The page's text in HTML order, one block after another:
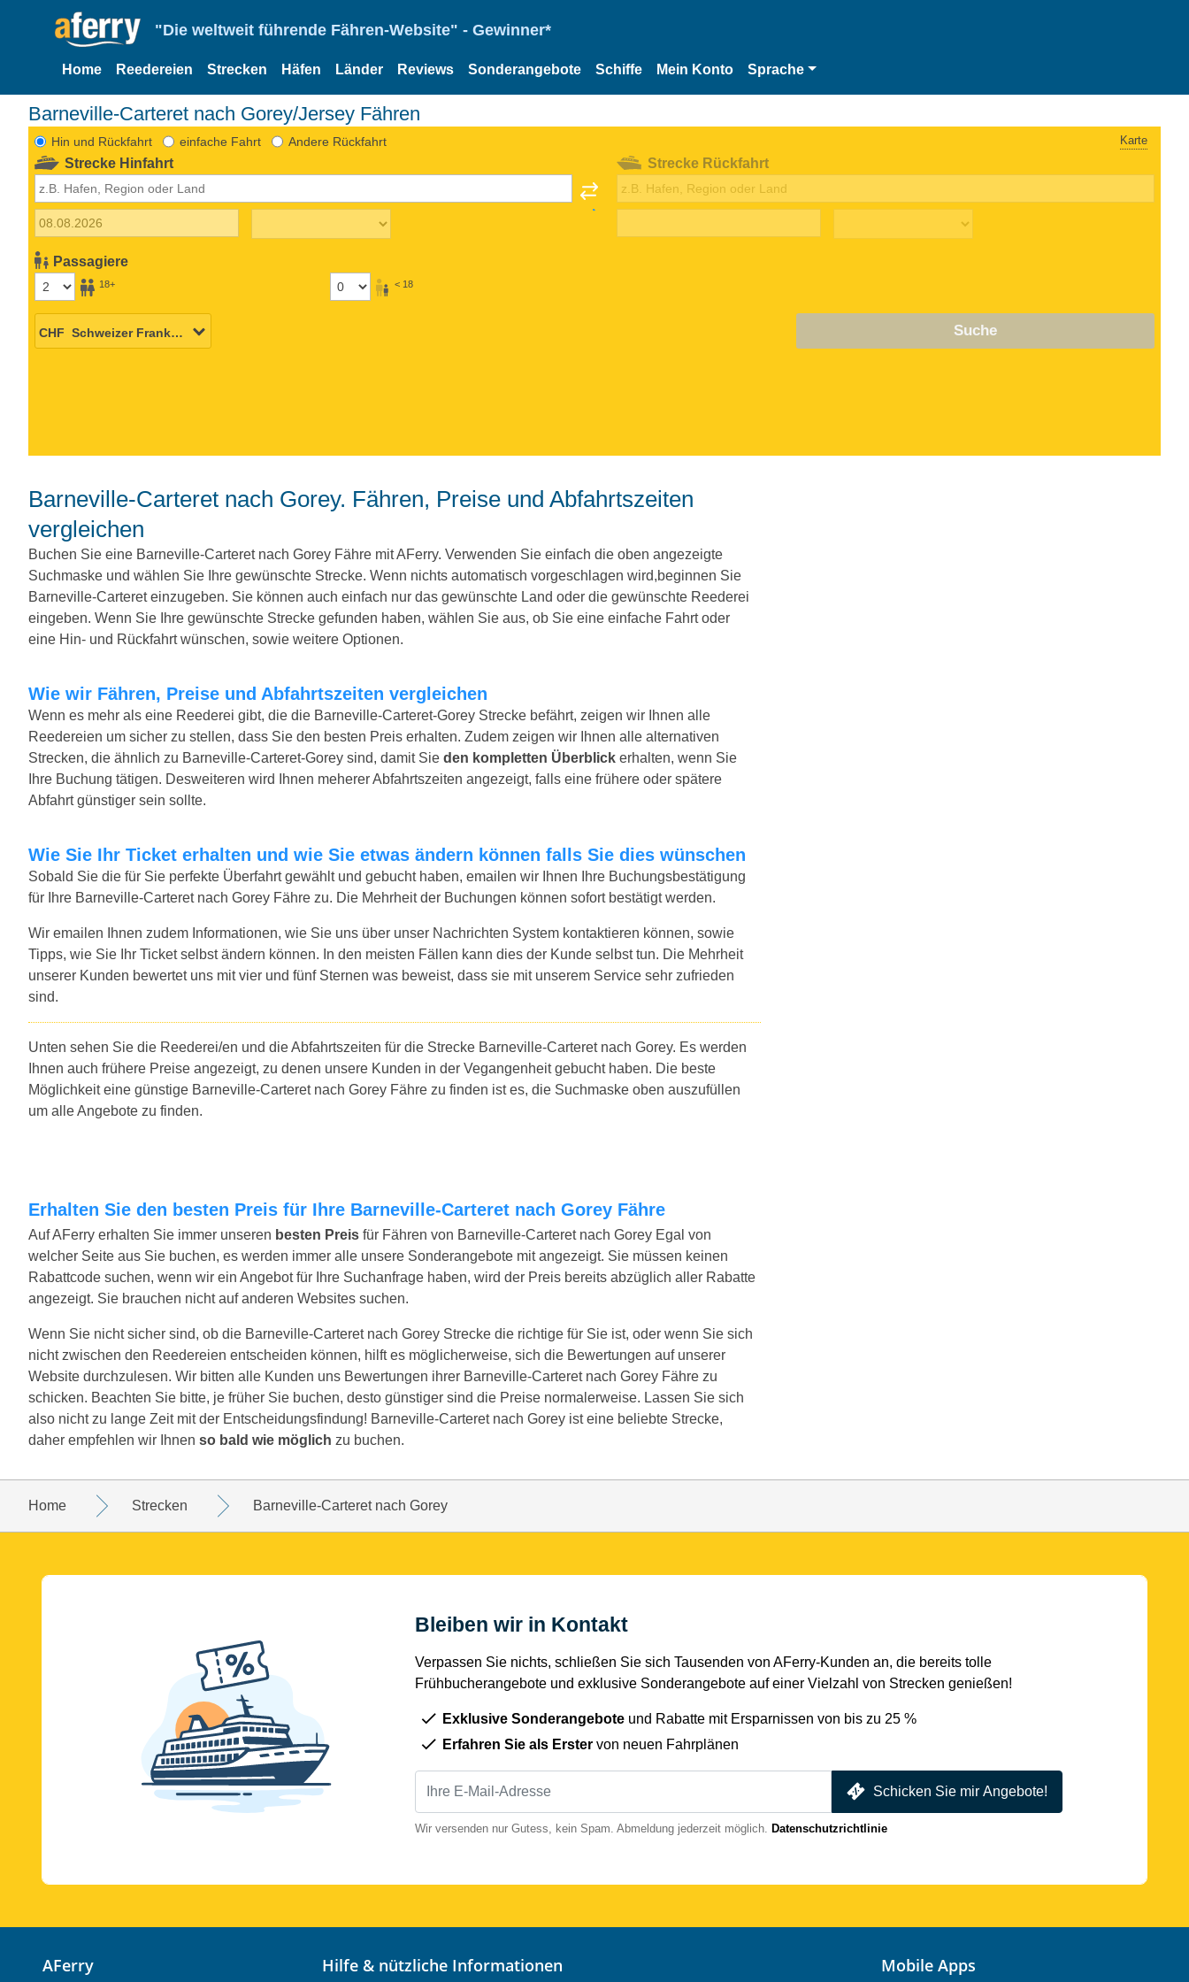
"Die weltweit führende Fähren-Website" - Gewinner*
Home Reedereien Strecken Häfen Länder Reviews Sonderangebote Schiffe Mein Konto Sprache
Barneville-Carteret nach Gorey/Jersey Fähren
Hin und Rückfahrt einfache Fahrt Andere Rückfahrt Karte
Strecke Hinfahrt
Passagiere
18+ < 18
Strecke Rückfahrt
Suche
Barneville-Carteret nach Gorey. Fähren, Preise und Abfahrtszeiten
vergleichen
Buchen Sie eine Barneville-Carteret nach Gorey Fähre mit AFerry. Verwenden Sie einfach die oben angezeigte
Suchmaske und wählen Sie Ihre gewünschte Strecke. Wenn nichts automatisch vorgeschlagen wird,beginnen Sie
Barneville-Carteret einzugeben. Sie können auch einfach nur das gewünschte Land oder die gewünschte Reederei
eingeben. Wenn Sie Ihre gewünschte Strecke gefunden haben, wählen Sie aus, ob Sie eine einfache Fahrt oder
eine Hin- und Rückfahrt wünschen, sowie weitere Optionen.
Wie wir Fähren, Preise und Abfahrtszeiten vergleichen
Wenn es mehr als eine Reederei gibt, die die Barneville-Carteret-Gorey Strecke befährt, zeigen wir Ihnen alle
Reedereien um sicher zu stellen, dass Sie den besten Preis erhalten. Zudem zeigen wir Ihnen alle alternativen
Strecken, die ähnlich zu Barneville-Carteret-Gorey sind, damit Sie den kompletten Überblick erhalten, wenn Sie
Ihre Buchung tätigen. Desweiteren wird Ihnen meherer Abfahrtszeiten angezeigt, falls eine frühere oder spätere
Abfahrt günstiger sein sollte.
Wie Sie Ihr Ticket erhalten und wie Sie etwas ändern können falls Sie dies wünschen
Sobald Sie die für Sie perfekte Überfahrt gewählt und gebucht haben, emailen wir Ihnen Ihre Buchungsbestätigung
für Ihre Barneville-Carteret nach Gorey Fähre zu. Die Mehrheit der Buchungen können sofort bestätigt werden.
Wir emailen Ihnen zudem Informationen, wie Sie uns über unser Nachrichten System kontaktieren können, sowie
Tipps, wie Sie Ihr Ticket selbst ändern können. In den meisten Fällen kann dies der Kunde selbst tun. Die Mehrheit
unserer Kunden bewertet uns mit vier und fünf Sternen was beweist, dass sie mit unserem Service sehr zufrieden
sind.
Unten sehen Sie die Reederei/en und die Abfahrtszeiten für die Strecke Barneville-Carteret nach Gorey. Es werden
Ihnen auch frühere Preise angezeigt, zu denen unsere Kunden in der Vegangenheit gebucht haben. Die beste
Möglichkeit eine günstige Barneville-Carteret nach Gorey Fähre zu finden ist es, die Suchmaske oben auszufüllen
um alle Angebote zu finden.
Erhalten Sie den besten Preis für Ihre Barneville-Carteret nach Gorey Fähre
Auf AFerry erhalten Sie immer unseren besten Preis für Fähren von Barneville-Carteret nach Gorey Egal von
welcher Seite aus Sie buchen, es werden immer alle unsere Sonderangebote mit angezeigt. Sie müssen keinen
Rabattcode suchen, wenn wir ein Angebot für Ihre Suchanfrage haben, wird der Preis bereits abzüglich aller Rabatte
angezeigt. Sie brauchen nicht auf anderen Websites suchen.
Wenn Sie nicht sicher sind, ob die Barneville-Carteret nach Gorey Strecke die richtige für Sie ist, oder wenn Sie sich
nicht zwischen den Reedereien entscheiden können, hilft es möglicherweise, sich die Bewertungen auf unserer
Website durchzulesen. Wir bitten alle Kunden uns Bewertungen ihrer Barneville-Carteret nach Gorey Fähre zu
schicken. Beachten Sie bitte, je früher Sie buchen, desto günstiger sind die Preise normalerweise. Lassen Sie sich
also nicht zu lange Zeit mit der Entscheidungsfindung! Barneville-Carteret nach Gorey ist eine beliebte Strecke,
daher empfehlen wir Ihnen so bald wie möglich zu buchen.
Home Strecken Barneville-Carteret nach Gorey
Bleiben wir in Kontakt
Verpassen Sie nichts, schließen Sie sich Tausenden von AFerry-Kunden an, die bereits tolle
Frühbucherangebote und exklusive Sonderangebote auf einer Vielzahl von Strecken genießen!
Exklusive Sonderangebote und Rabatte mit Ersparnissen von bis zu 25 %
Erfahren Sie als Erster von neuen Fahrplänen
Schicken Sie mir Angebote!
Wir versenden nur Gutess, kein Spam. Abmeldung jederzeit möglich. Datenschutzrichtlinie
AFerry Hilfe & nützliche Informationen Mobile Apps